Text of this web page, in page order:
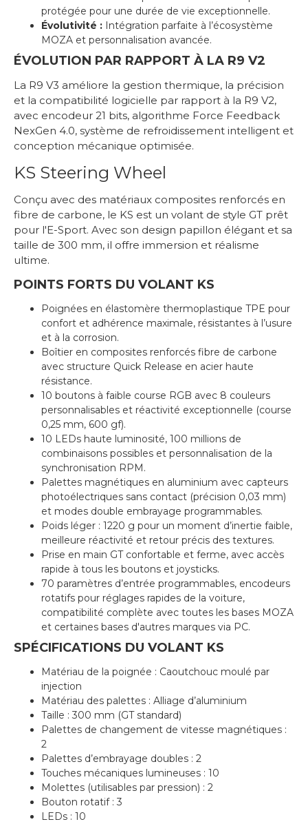
protégée pour une durée de vie exceptionnelle.
Évolutivité : Intégration parfaite à l’écosystème
MOZA et personnalisation avancée.
ÉVOLUTION PAR RAPPORT À LA R9 V2
La R9 V3 améliore la gestion thermique, la précision
et la compatibilité logicielle par rapport à la R9 V2,
avec encodeur 21 bits, algorithme Force Feedback
NexGen 4.0, système de refroidissement intelligent et
conception mécanique optimisée.
KS Steering Wheel
Conçu avec des matériaux composites renforcés en
fibre de carbone, le KS est un volant de style GT prêt
pour l'E-Sport. Avec son design papillon élégant et sa
taille de 300 mm, il offre immersion et réalisme
ultime.
POINTS FORTS DU VOLANT KS
Poignées en élastomère thermoplastique TPE pour
confort et adhérence maximale, résistantes à l’usure
et à la corrosion.
Boîtier en composites renforcés fibre de carbone
avec structure Quick Release en acier haute
résistance.
10 boutons à faible course RGB avec 8 couleurs
personnalisables et réactivité exceptionnelle (course
0,25 mm, 600 gf).
10 LEDs haute luminosité, 100 millions de
combinaisons possibles et personnalisation de la
synchronisation RPM.
Palettes magnétiques en aluminium avec capteurs
photoélectriques sans contact (précision 0,03 mm)
et modes double embrayage programmables.
Poids léger : 1220 g pour un moment d’inertie faible,
meilleure réactivité et retour précis des textures.
Prise en main GT confortable et ferme, avec accès
rapide à tous les boutons et joysticks.
70 paramètres d’entrée programmables, encodeurs
rotatifs pour réglages rapides de la voiture,
compatibilité complète avec toutes les bases MOZA
et certaines bases d'autres marques via PC.
SPÉCIFICATIONS DU VOLANT KS
Matériau de la poignée : Caoutchouc moulé par
injection
Matériau des palettes : Alliage d’aluminium
Taille : 300 mm (GT standard)
Palettes de changement de vitesse magnétiques :
2
Palettes d’embrayage doubles : 2
Touches mécaniques lumineuses : 10
Molettes (utilisables par pression) : 2
Bouton rotatif : 3
LEDs : 10